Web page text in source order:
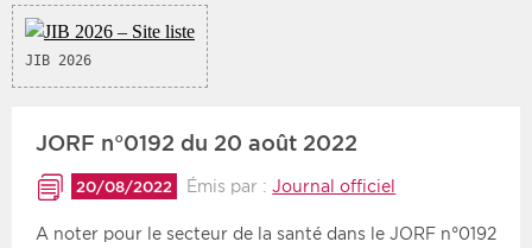
Protection sociale
Sanitaire
Médico-social
JIB 2026
JORF n°0192 du 20 août 2022
20/08/2022 Émis par :Journal officiel
A noter pour le secteur de la santé dans le JORF n°0192